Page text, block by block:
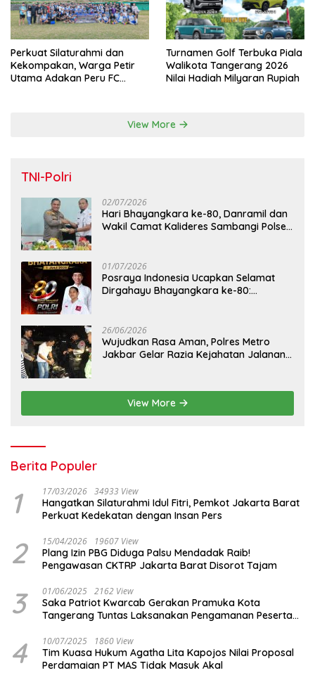
Perkuat Silaturahmi dan
Kekompakan, Warga Petir
Utama Adakan Peru FC
Turnamen Golf Terbuka Piala
Walikota Tangerang 2026
Nilai Hadiah Milyaran Rupiah
View More
TNI-Polri
02/07/2026
Hari Bhayangkara ke-80, Danramil dan
Wakil Camat Kalideres Sambangi Polsek
01/07/2026
Posraya Indonesia Ucapkan Selamat
Dirgahayu Bhayangkara ke-80:
26/06/2026
Wujudkan Rasa Aman, Polres Metro
Jakbar Gelar Razia Kejahatan Jalanan
View More
Berita Populer
1 17/03/2026 34933 View
Hangatkan Silaturahmi Idul Fitri, Pemkot Jakarta Barat
Perkuat Kedekatan dengan Insan Pers
2 15/04/2026 19607 View
Plang Izin PBG Diduga Palsu Mendadak Raib!
Pengawasan CKTRP Jakarta Barat Disorot Tajam
3 01/06/2025 2162 View
Saka Patriot Kwarcab Gerakan Pramuka Kota
Tangerang Tuntas Laksanakan Pengamanan Peserta
4 10/07/2025 1860 View
Tim Kuasa Hukum Agatha Lita Kapojos Nilai Proposal
Perdamaian PT MAS Tidak Masuk Akal